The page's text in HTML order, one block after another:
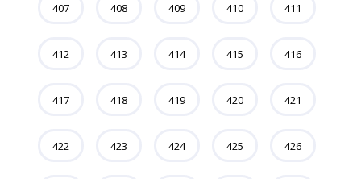
407 408 409 410 411
412 413 414 415 416
417 418 419 420 421
422 423 424 425 426